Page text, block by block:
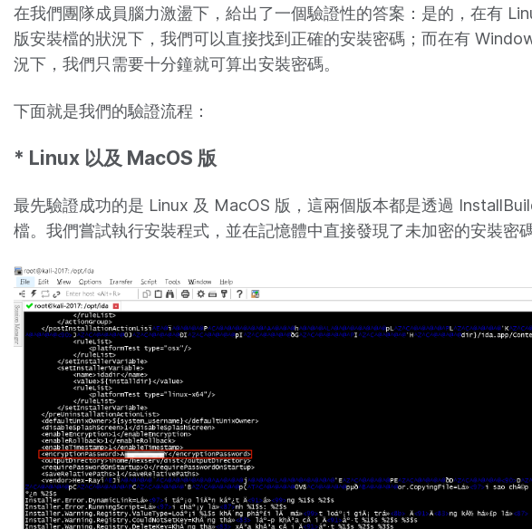
在我們團隊成員腦力激盪下，給出了一個驗證性的答案：是的，在有
版安裝檔的狀況下，我們可以直接找到正確的安裝密碼；而在有
況下，我們只需要十分鐘就可算出安裝密碼。
下面就是我們的驗證流程：
* Linux 以及 MacOS 版
最先驗證成功的是 Linux 及 MacOS 版，這兩個版本都是透過
檔。我們嘗試執行安裝程式，並在記憶體中直接發現了未加密的安裝密